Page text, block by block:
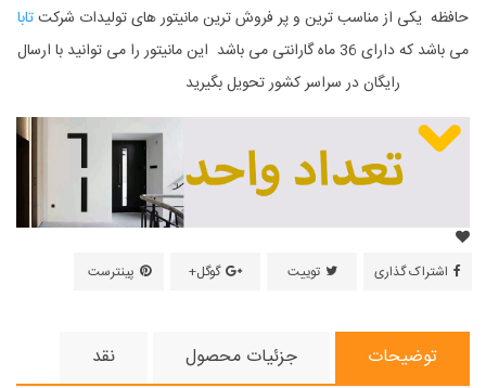
حافظه یکی از مناسب ترین و پر فروش ترین مانیتور های تولیدات شرکتتابا
می باشد که دارای 36 ماه گارانتی می باشد این مانیتور را می توانید با ارسال
رایگان در سراسر کشور تحویل بگیرید
اشتراک گذاری توییت گوگل+ پینترست
توضیحات جزئیات محصول نقد